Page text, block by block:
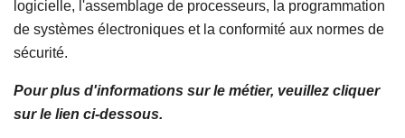
logicielle, l'assemblage de processeurs, la programmation
de systèmes électroniques et la conformité aux normes de
sécurité.
Pour plus d'informations sur le métier, veuillez cliquer
sur le lien ci-dessous.